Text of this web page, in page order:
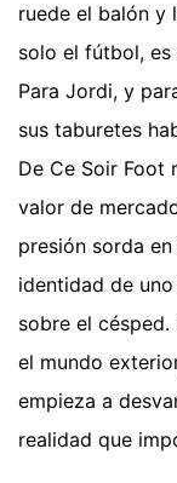
ruede el balón y
solo el fútbol,
Para Jordi, y
sus taburetes
De Ce Soir Foot
valor de
presión sorda
identidad de
sobre el césped.
el mundo
empieza a
realidad que